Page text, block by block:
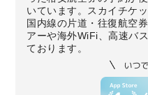
いています。スカイチケ
国内線の片道・往復航空
アーや海外WiFi、高速バ
ております。